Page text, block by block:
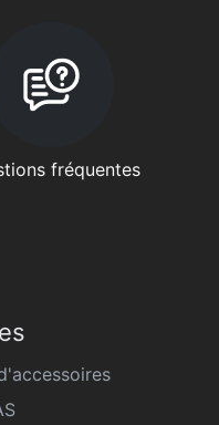
fréquentes